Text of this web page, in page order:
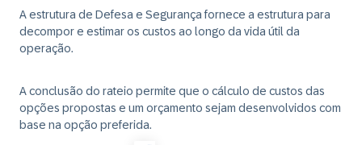
A estrutura de Defesa e Segurança fornece a estrutura para
decompor e estimar os custos ao longo da vida útil da
operação.
A conclusão do rateio permite que o cálculo de custos das
opções propostas e um orçamento sejam desenvolvidos com
base na opção preferida.